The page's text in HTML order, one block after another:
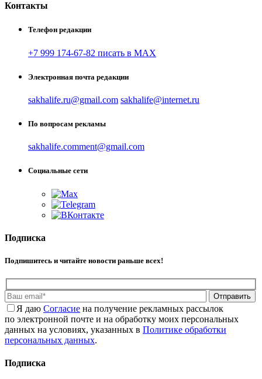
Контакты
Телефон редакции
+7 999 174-67-82 писать в MAX
Электронная почта редакции
sakhalife.ru@gmail.com sakhalife@internet.ru
По вопросам рекламы
sakhalife.comment@gmail.com
Социальные сети
Подписка
Подпишитесь и читайте новости раньше всех!
Отправить
Я даю Cогласие на получение рекламных рассылок
по электронной почте и на обработку моих персональных
данных на условиях, указанных в Политике обработки
персональных данных.
Подписка